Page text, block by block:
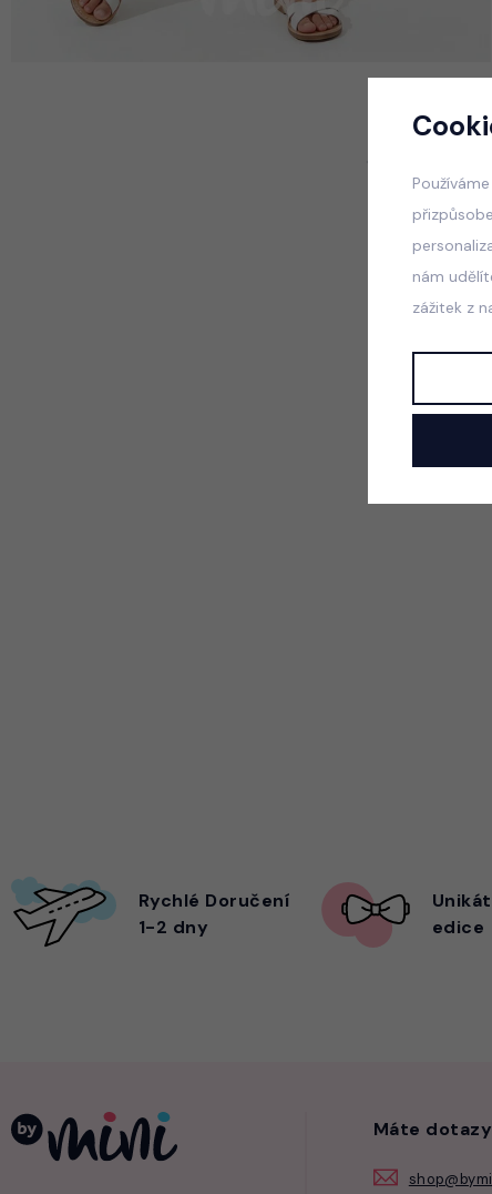
Rychlé Doručení
1-2 dny
edice
Máte
nám
zážitek z